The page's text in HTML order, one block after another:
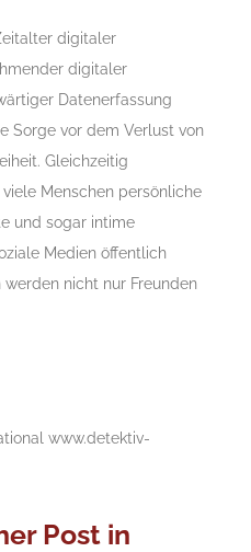
digitaler
digitaler
Datenerfassung
Sorge vor dem Verlust von
Gleichzeitig
Menschen persönliche
und sogar intime
Medien öffentlich
nicht nur Freunden
Post in